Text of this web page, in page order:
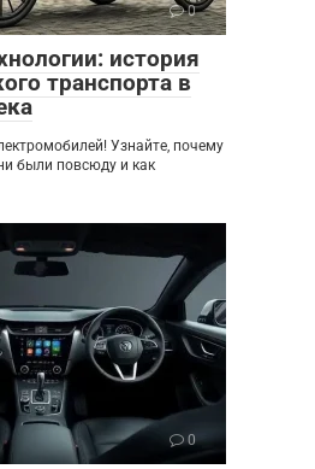
0
история
транспорта в
Узнайте, почему
были повсюду и как
0